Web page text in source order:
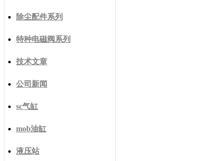
除尘配件系列
特种电磁阀系列
技术文章
公司新闻
sc气缸
mob油缸
液压站